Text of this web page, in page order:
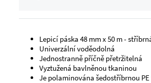
Lepicí páska 48 mm x 50 m -
Univerzální voděodolná
Jednostranně příčně přetržitelná
Vyztužená bavlněnou tkaninou
Je polaminována šedostříbrnou